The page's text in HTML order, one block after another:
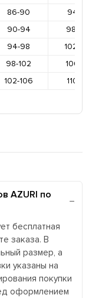
86-90
94-
90-94
98-
94-98
102-
98-102
106-
102-106
110-
AZURI по
бесплатная
заказа. В
размер, а
указаны на
покупки
оформлением